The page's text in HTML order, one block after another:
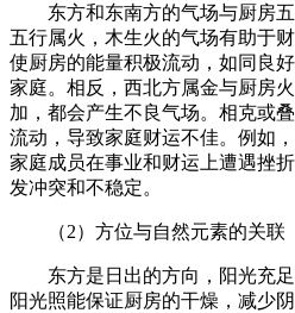
东方和东南方的气场与厨房
五行属火，木生火的气场有助于
使厨房的能量积极流动，如同良
家庭。相反，西北方属金与厨房
加，都会产生不良气场。相克或
流动，导致家庭财运不佳。例如
家庭成员在事业和财运上遭遇挫
发冲突和不稳定。
（2）方位与自然元素的关联
东方是日出的方向，阳光充
阳光照能保证厨房的干燥，减少